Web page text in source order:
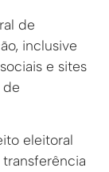
de
inclusive
e sites
de
eleitoral